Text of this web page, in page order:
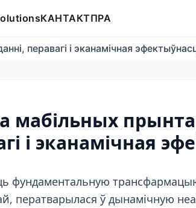
КАНТАКТПРА
перавагі і эканамічная
мабільных
і эканамічная
фундаментальную
ператварылася ў дынамічную